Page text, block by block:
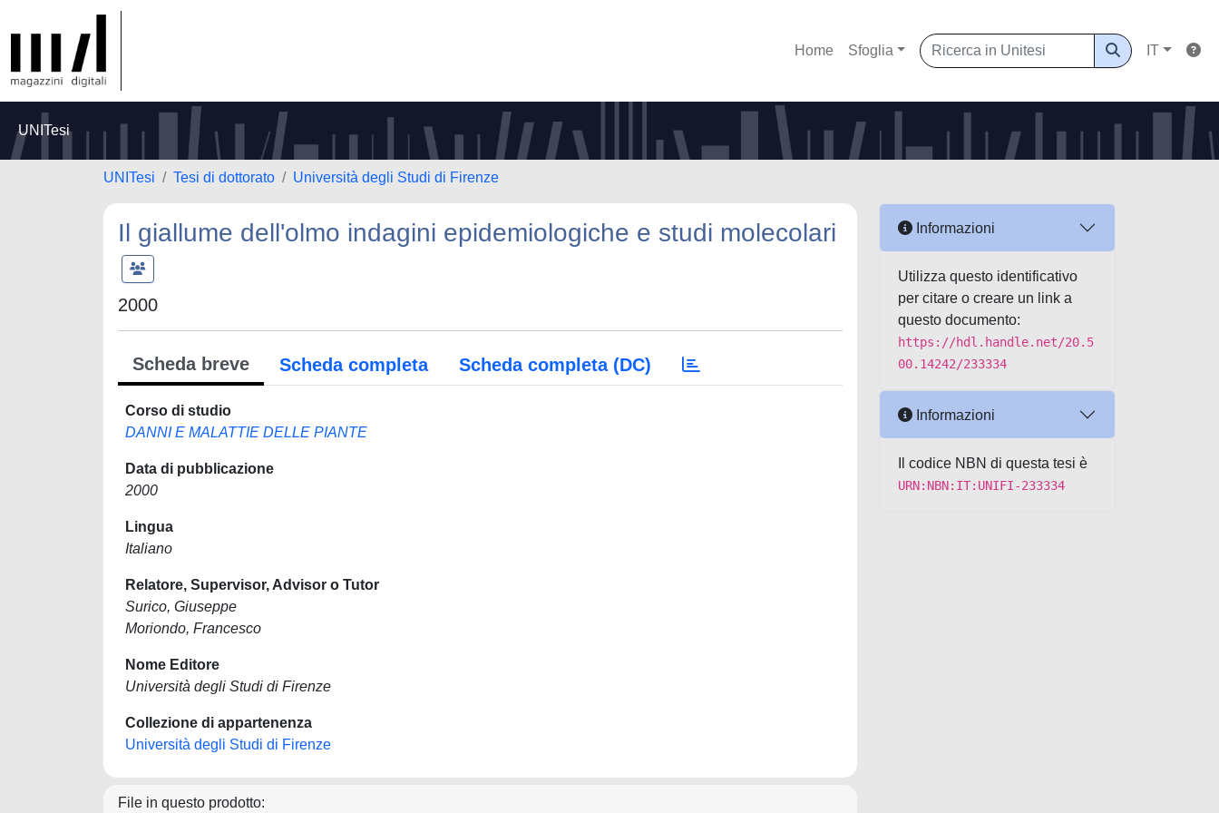
Home Sfoglia IT
UNITesi
UNITesi Tesi di dottorato Università degli Studi di Firenze
Il giallume dell'olmo indagini epidemiologiche e studi molecolari
2000
Scheda breve Scheda completa Scheda completa (DC)
Corso di studio
DANNI E MALATTIE DELLE PIANTE
Data di pubblicazione
2000
Lingua
Italiano
Relatore, Supervisor, Advisor o Tutor
Surico, Giuseppe
Moriondo, Francesco
Nome Editore
Università degli Studi di Firenze
Collezione di appartenenza
Università degli Studi di Firenze
File in questo prodotto:
Informazioni
Utilizza questo identificativo
per citare o creare un link a
questo documento:
https://hdl.handle.net/20.5
00.14242/233334
Informazioni
Il codice NBN di questa tesi è
URN:NBN:IT:UNIFI-233334